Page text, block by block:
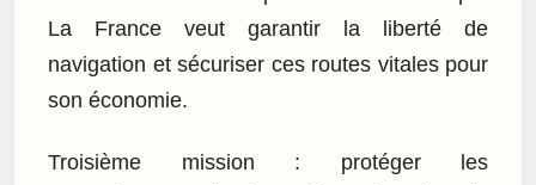
La France veut garantir la liberté de
navigation et sécuriser ces routes vitales pour
son économie.
Troisième mission : protéger les